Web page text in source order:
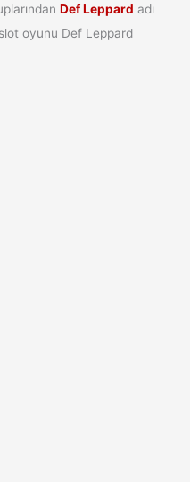
Def Leppard adı
oyunu Def Leppard